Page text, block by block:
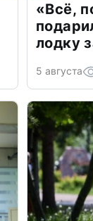
«Всё,
лодку
5 августа